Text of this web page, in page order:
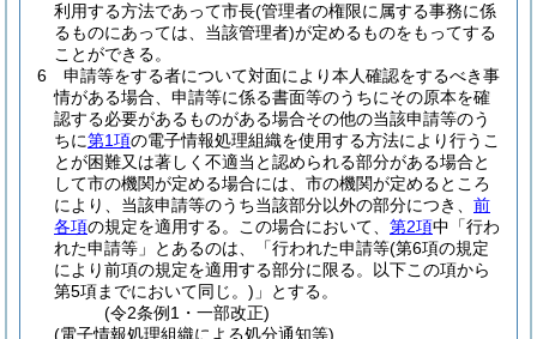
利用する方法であって市長(管理者の権限に属する事務に係
るものにあっては、当該管理者)が定めるものをもってする
ことができる。
6
申請等をする者について対面により本人確認をするべき事
情がある場合、申請等に係る書面等のうちにその原本を確
認する必要があるものがある場合その他の当該申請等のう
ちに第1項の電子情報処理組織を使用する方法により行うこ
とが困難又は著しく不適当と認められる部分がある場合と
して市の機関が定める場合には、市の機関が定めるところ
により、当該申請等のうち当該部分以外の部分につき、 前
各項の規定を適用する。 この場合において、 第2項中「行わ
れた申請等」とあるのは、「行われた申請等(第6項の規定
により前項の規定を適用する部分に限る。以下この項から
第5項までにおいて同じ。) 」とする。
(令2条例1・一部改正)
(電子情報処理組織による処分通知等)